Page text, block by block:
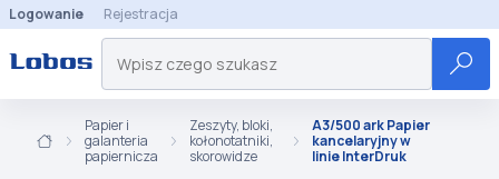
Logowanie Rejestracja
Papier i
galanteria
papiernicza
Zeszyty, bloki,
kołonotatniki,
skorowidze
A3/500 ark Papier
kancelaryjny w
linie InterDruk